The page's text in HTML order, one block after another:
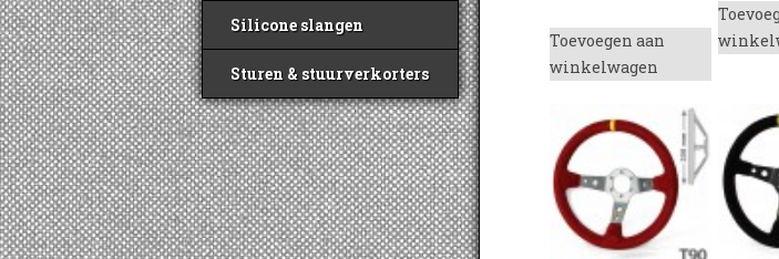
Silicone slangen
Sturen & stuurverkorters
Toevoegen aan
winkelwagen